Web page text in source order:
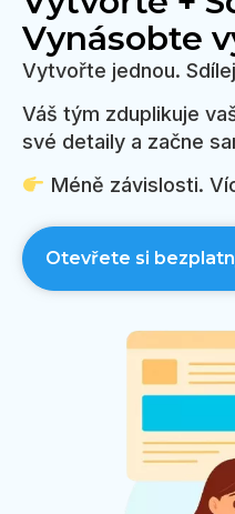
Vynásobte
Vytvořte jednou.
Váš tým zduplikuje
své detaily a začne
Méně závislosti.
Otevřete si